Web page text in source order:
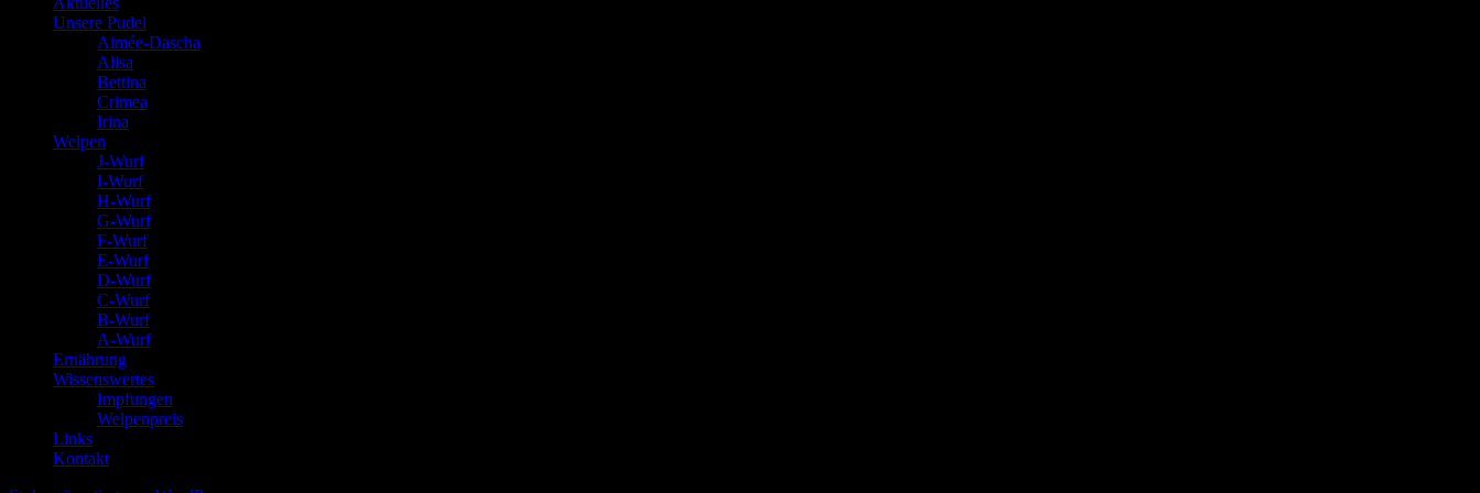
Unsere Pudel
Aimée-Dascha
Alisa
Bettina
Crimea
Irina
Welpen
J-Wurf
I-Wurf
H-Wurf
G-Wurf
F-Wurf
E-Wurf
D-Wurf
C-Wurf
B-Wurf
A-Wurf
Ernährung
Wissenswertes
Impfungen
Welpenpreis
Links
Kontakt